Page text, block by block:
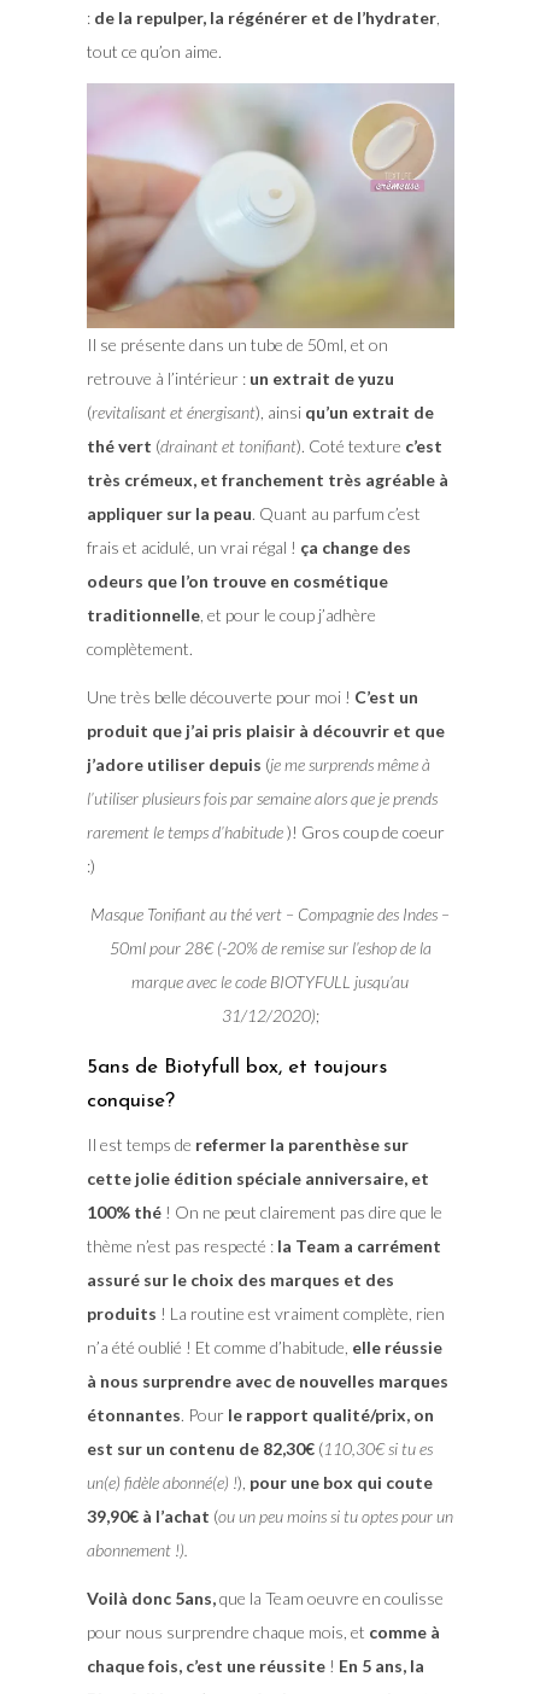
:de la repulper, la régénérer et de l’hydrater,
tout ce qu’on aime.
Il se présente dans un tube de 50ml, et on
retrouve à l’intérieur :un extrait de yuzu
(revitalisant et énergisant), ainsi qu’un extrait de
thé vert (drainant et tonifiant). Coté texture c’est
très crémeux, et franchement très agréable à
appliquer sur la peau. Quant au parfum c’est
frais et acidulé, un vrai régal ! ça change des
odeurs que l’on trouve en cosmétique
traditionnelle, et pour le coup j’adhère
complètement.
Une très belle découverte pour moi ! C’est un
produit que j’ai pris plaisir à découvrir et que
j’adore utiliser depuis (je me surprends même à
l’utiliser plusieurs fois par semaine alors que je prends
rarement le temps d’habitude)! Gros coup de coeur
:)
Masque Tonifiant au thé vert – Compagnie des Indes –
50ml pour 28€ (-20% de remise sur l’eshop de la
marque avec le code BIOTYFULL jusqu’au
31/12/2020);
5ans de Biotyfull box, et toujours
conquise?
Il est temps de refermer la parenthèse sur
cette jolie édition spéciale anniversaire, et
100% thé ! On ne peut clairement pas dire que le
thème n’est pas respecté : la Team a carrément
assuré sur le choix des marques et des
produits ! La routine est vraiment complète, rien
n’a été oublié ! Et comme d’habitude, elle réussie
à nous surprendre avec de nouvelles marques
étonnantes. Pour le rapport qualité/prix, on
est sur un contenu de 82,30€(110,30€ si tu es
un(e) fidèle abonné(e) !), pour une box qui coute
39,90€ à l’achat (ou un peu moins si tu optes pour un
abonnement !).
Voilà donc 5ans,que la Team oeuvre en coulisse
pour nous surprendre chaque mois, et comme à
chaque fois, c’est une réussite! En 5 ans, la